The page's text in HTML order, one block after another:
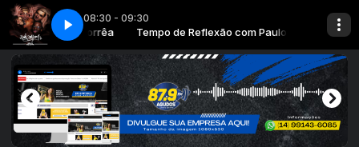
08:30 - 09:30
com Paulo Corrêa Tempo de Reflexão com Paulo Corrêa
PARTE 2 SEGUNDA sem data1 TEMPO DE REFLEXÏ PARTE 2 SEGUNDA